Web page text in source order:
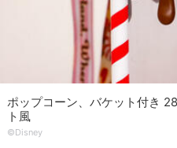
ポップコーン、バケット付き
ト風
©Disney